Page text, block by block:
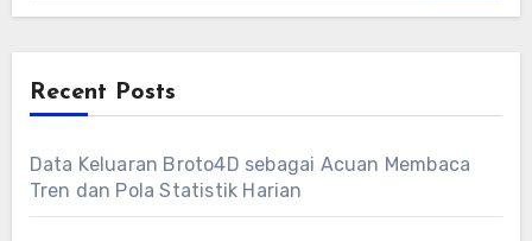
Recent Posts
Data Keluaran Broto4D sebagai Acuan Membaca
Tren dan Pola Statistik Harian